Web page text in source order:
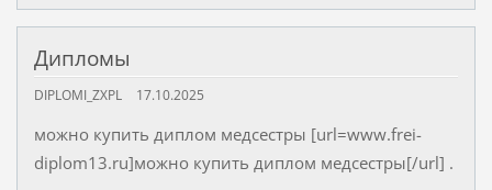
Дипломы
DIPLOMI_ZXPL 17.10.2025
можно купить диплом медсестры [url=www.frei-
diplom13.ru]можно купить диплом медсестры[/url] .